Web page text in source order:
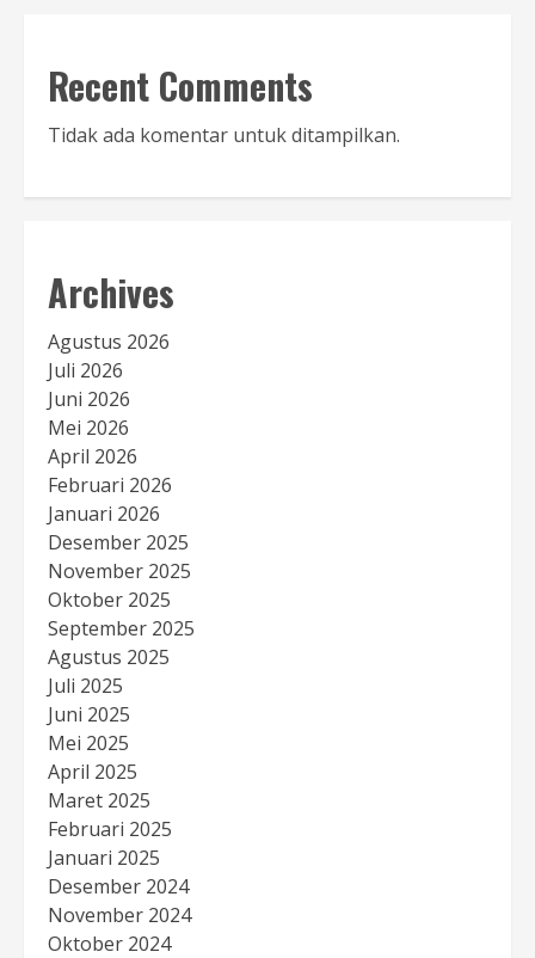
Recent Comments
Tidak ada komentar untuk ditampilkan.
Archives
Agustus 2026
Juli 2026
Juni 2026
Mei 2026
April 2026
Februari 2026
Januari 2026
Desember 2025
November 2025
Oktober 2025
September 2025
Agustus 2025
Juli 2025
Juni 2025
Mei 2025
April 2025
Maret 2025
Februari 2025
Januari 2025
Desember 2024
November 2024
Oktober 2024